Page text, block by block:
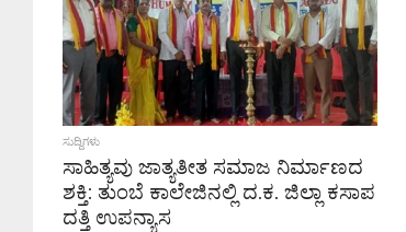
ಸುದ್ದಿಗಳು
ಸಾಹಿತ್ಯವು ಜಾತ್ಯತೀತ ಸಮಾಜ ನಿರ್ಮಾಣದ
ಶಕ್ತಿ: ತುಂಬೆ ಕಾಲೇಜಿನಲ್ಲಿ ದ.ಕ. ಜಿಲ್ಲಾ ಕಸಾಪ
ದತ್ತಿ ಉಪನ್ಯಾಸ